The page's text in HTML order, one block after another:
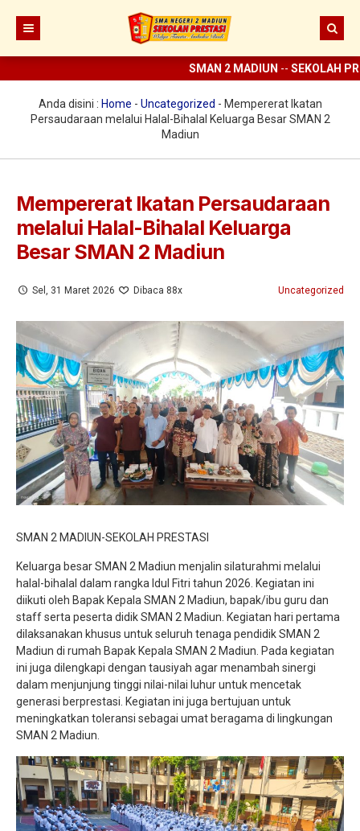
Berita
Profil
Sejarah
Visi Misi SMAN 2 Madiun
Struktur Organisasi
Sarana dan Prasarana
Ekstrakurikuler
Pramuka
SCC
KIR
Koperasi
Jurnalistik
Tari
Teather
Digital Sekolah
ELITE
E-learning
Aplikasi KBM
Guru dan Karyawan
SMAN 2 MADIUN-- SEKOLAH
Anda disini : Home - Uncategorized - Mempererat Ikatan
Persaudaraan melalui Halal-Bihalal Keluarga Besar SMAN 2
Madiun
Mempererat Ikatan Persaudaraan
melalui Halal-Bihalal Keluarga
Besar SMAN 2 Madiun
Sel, 31 Maret 2026 Dibaca 88x Uncategorized
SMAN 2 MADIUN-SEKOLAH PRESTASI
Keluarga besar SMAN 2 Madiun menjalin silaturahmi melalui
halal-bihalal dalam rangka Idul Fitri tahun 2026. Kegiatan ini
diikuti oleh Bapak Kepala SMAN 2 Madiun, bapak/ibu guru dan
staff serta peserta didik SMAN 2 Madiun. Kegiatan hari pertama
dilaksanakan khusus untuk seluruh tenaga pendidik SMAN 2
Madiun di rumah Bapak Kepala SMAN 2 Madiun. Pada kegiatan
ini juga dilengkapi dengan tausiyah agar menambah sinergi
dalam menjunjung tinggi nilai-nilai luhur untuk mencetak
generasi berprestasi. Kegiatan ini juga bertujuan untuk
meningkatkan toleransi sebagai umat beragama di lingkungan
SMAN 2 Madiun.